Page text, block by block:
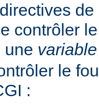
contrôler
une
le
: